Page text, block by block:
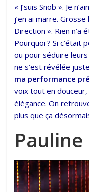
« J’suis Snob ». Je
j’en ai marre.
Direction ». Rien n’a
Pourquoi ? Si c’était
ou pour séduire
ne s’est révélée
ma performance
voix tout en
élégance. On
plus que ça
Pauline